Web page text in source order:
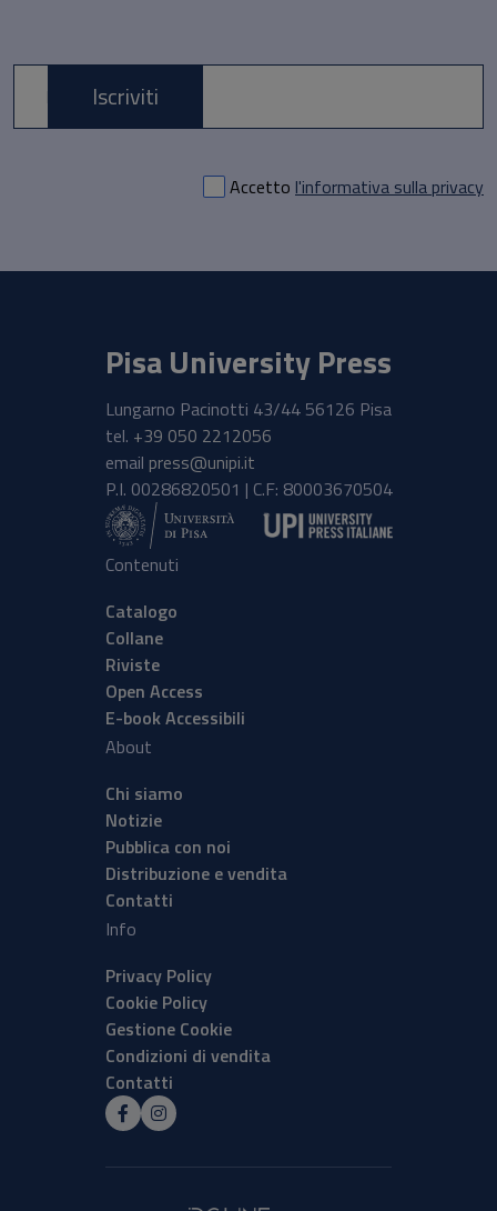
E-mail *
Accetto l'informativa sulla privacy
Iscriviti
Pisa University Press
Lungarno Pacinotti 43/44 56126 Pisa
tel. +39 050 2212056
email press@unipi.it
P.I. 00286820501 | C.F: 80003670504
Contenuti
Catalogo
Collane
Riviste
Open Access
E-book Accessibili
About
Chi siamo
Notizie
Pubblica con noi
Distribuzione e vendita
Contatti
Info
Privacy Policy
Cookie Policy
Gestione Cookie
Condizioni di vendita
Contatti